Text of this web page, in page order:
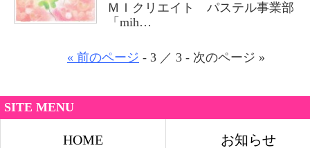
ＭＩクリエイト パステル事業部
「mih…
« 前のページ - 3 ／ 3 - 次のページ »
SITE MENU
HOME お知らせ